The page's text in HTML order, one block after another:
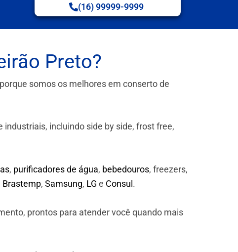
(16) 99999-9999
Preto?
somos os melhores em conserto de
incluindo side by side, frost free,
, purificadores de água, bebedouros, freezers,
Brastemp, Samsung, LG e Consul .
prontos para atender você quando mais